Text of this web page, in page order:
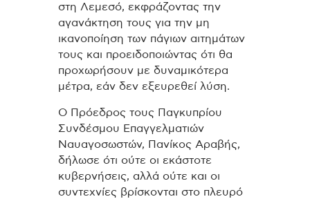
στη Λεμεσό, εκφράζοντας την
αγανάκτηση τους για την μη
ικανοποίηση των πάγιων αιτημάτων
τους και προειδοποιώντας ότι θα
προχωρήσουν με δυναμικότερα
μέτρα, εάν δεν εξευρεθεί λύση.
Ο Πρόεδρος τους Παγκυπρίου
Συνδέσμου Επαγγελματιών
Ναυαγοσωστών, Πανίκος Αραβής,
δήλωσε ότι ούτε οι εκάστοτε
κυβερνήσεις, αλλά ούτε και οι
συντεχνίες βρίσκονται στο πλευρό